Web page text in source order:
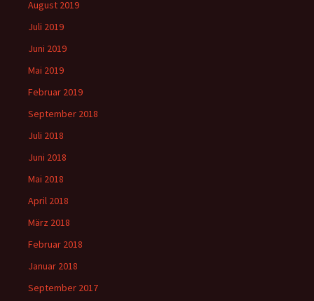
August 2019
Juli 2019
Juni 2019
Mai 2019
Februar 2019
September 2018
Juli 2018
Juni 2018
Mai 2018
April 2018
März 2018
Februar 2018
Januar 2018
September 2017